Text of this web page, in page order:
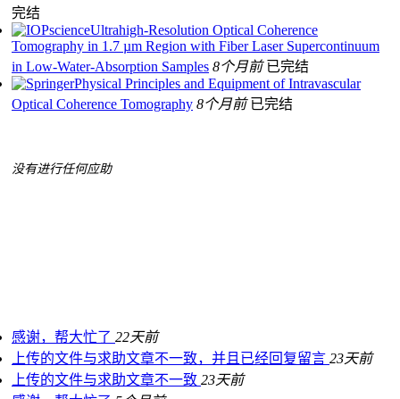
完结
Ultrahigh-Resolution Optical Coherence
Tomography in 1.7 µm Region with Fiber Laser Supercontinuum
in Low-Water-Absorption Samples 8个月前 已完结
Physical Principles and Equipment of Intravascular
Optical Coherence Tomography 8个月前 已完结
没有进行任何应助
感谢，帮大忙了 22天前
上传的文件与求助文章不一致，并且已经回复留言 23天前
上传的文件与求助文章不一致 23天前